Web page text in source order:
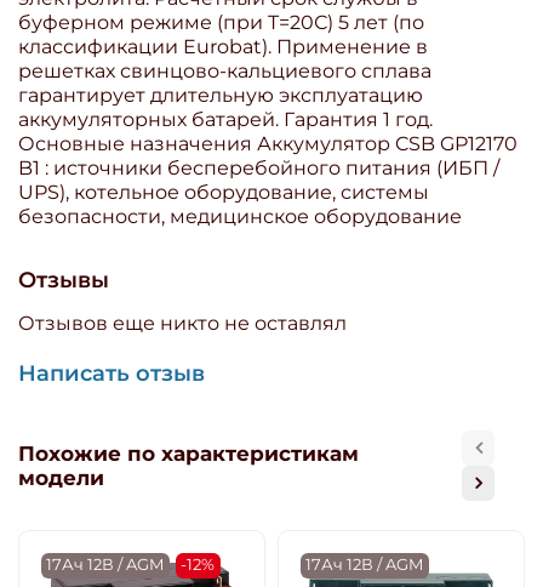
буферном режиме (при T=20С) 5 лет (по
классификации Eurobat). Применение в
решетках свинцово-кальциевого сплава
гарантирует длительную эксплуатацию
аккумуляторных батарей. Гарантия 1 год.
Основные назначения Аккумулятор CSB GP12170
B1 : источники бесперебойного питания (ИБП /
UPS), котельное оборудование, системы
безопасности, медицинское оборудование
Отзывы
Отзывов еще никто не оставлял
Написать отзыв
Похожие по характеристикам
модели
17Ач 12В / AGM -12% 17Ач 12В / AGM